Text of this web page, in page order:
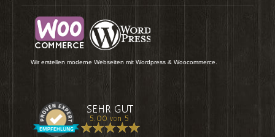
Wir erstellen moderne Webseiten mit Wordpress & Woocommerce.